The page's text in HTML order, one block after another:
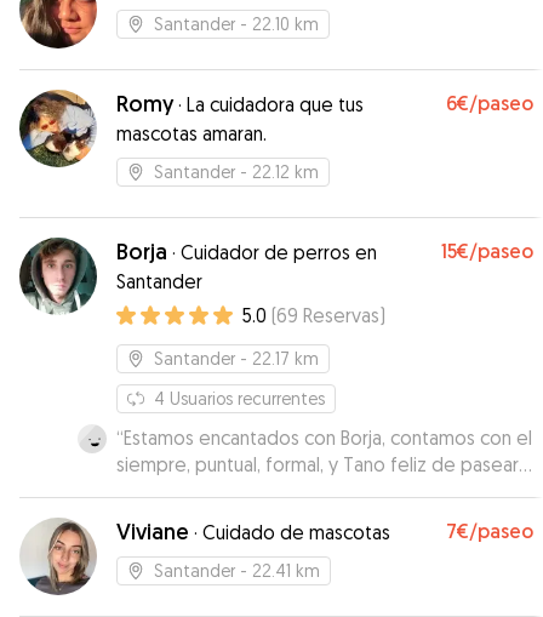
Santander - 22.10 km
Romy· La cuidadora que tus
mascotas amaran.
6€/paseo
Santander - 22.12 km
Borja · Cuidador de perros en
Santander
15€/paseo
5.0 (69 Reservas)
Santander - 22.17 km
4 Usuarios recurrentes
“Estamos encantados con Borja, contamos con el
siempre, puntual, formal, y Tano feliz de pasear
con el.”
Viviane · Cuidado de mascotas 7€/paseo
Santander - 22.41 km